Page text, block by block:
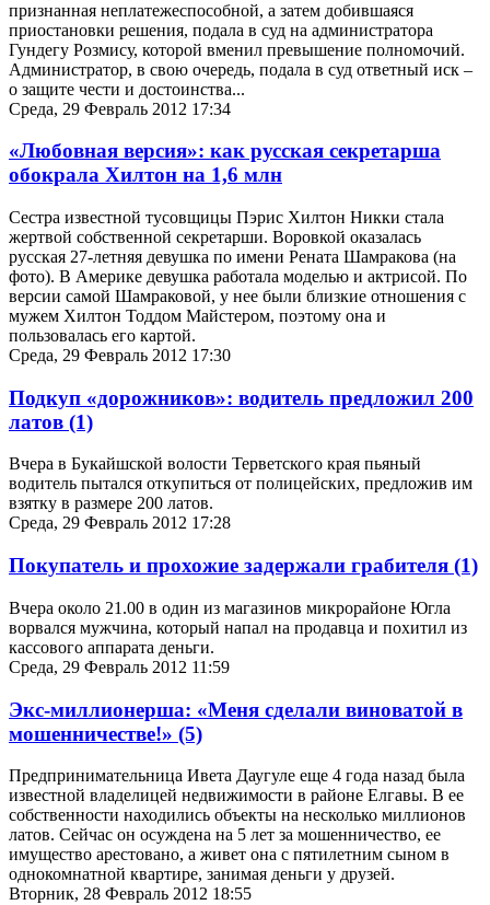
признанная неплатежеспособной, а затем добившаяся
приостановки решения, подала в суд на администратора
Гундегу Розмису, которой вменил превышение полномочий.
Администратор, в свою очередь, подала в суд ответный иск –
о защите чести и достоинства...
Среда, 29 Февраль 2012 17:34
«Любовная версия»: как русская секретарша
обокрала Хилтон на 1,6 млн
Сестра известной тусовщицы Пэрис Хилтон Никки стала
жертвой собственной секретарши. Воровкой оказалась
русская 27-летняя девушка по имени Рената Шамракова (на
фото). В Америке девушка работала моделью и актрисой. По
версии самой Шамраковой, у нее были близкие отношения с
мужем Хилтон Тоддом Майстером, поэтому она и
пользовалась его картой.
Среда, 29 Февраль 2012 17:30
Подкуп «дорожников»: водитель предложил 200
латов (1)
Вчера в Букайшской волости Терветского края пьяный
водитель пытался откупиться от полицейских, предложив им
взятку в размере 200 латов.
Среда, 29 Февраль 2012 17:28
Покупатель и прохожие задержали грабителя (1)
Вчера около 21.00 в один из магазинов микрорайоне Югла
ворвался мужчина, который напал на продавца и похитил из
кассового аппарата деньги.
Среда, 29 Февраль 2012 11:59
Экс-миллионерша: «Меня сделали виноватой в
мошенничестве!» (5)
Предпринимательница Ивета Даугуле еще 4 года назад была
известной владелицей недвижимости в районе Елгавы. В ее
собственности находились объекты на несколько миллионов
латов. Сейчас он осуждена на 5 лет за мошенничество, ее
имущество арестовано, а живет она с пятилетним сыном в
однокомнатной квартире, занимая деньги у друзей.
Вторник, 28 Февраль 2012 18:55